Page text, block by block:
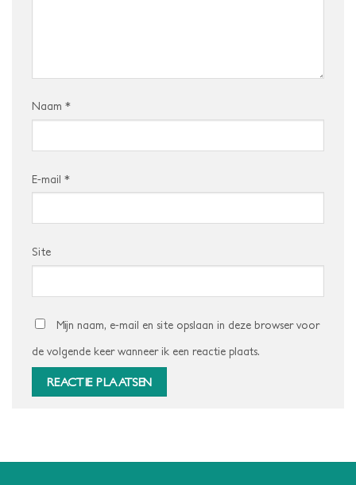
Naam *
E-mail *
Site
Mijn naam, e-mail en site opslaan in deze browser voor
de volgende keer wanneer ik een reactie plaats.